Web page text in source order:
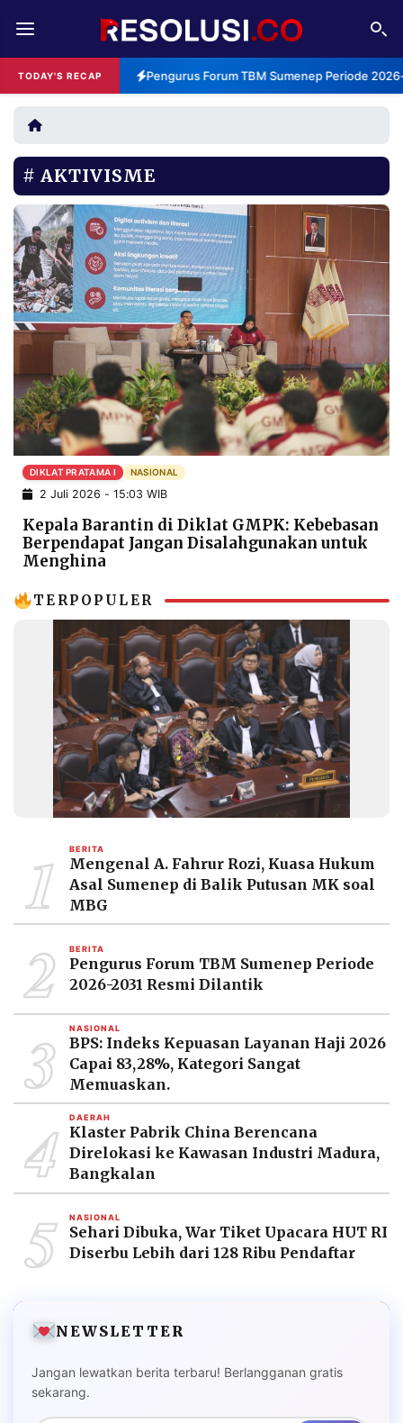
TODAY'S RECAP Pengurus Forum TBM Sumenep Periode
REDAKSI TENTANG
RESOLUSI IKLAN
RUBRIKASI
EDITORIAL AKSARA
FINANSIA PERSONA
DAERAH NASIONAL
MANCA SPORT
INFORMASI
PRIVACY
POLICY
BERITA
WARGA
INFORMASI
IKLAN
KIRIM
TULISAN
PENGADUAN TERM
OF
SERVICE
IKUTI
RESOLUSI
MEDIA
©
Resolusi.co
-
PT.
RESOLUSI
MEDIA
AKTIVISME
DIKLAT PRATAMA I NASIONAL
2 Juli 2026 - 15:03 WIB
Kepala Barantin di Diklat GMPK: Kebebasan
Berpendapat Jangan Disalahgunakan untuk
Menghina
TERPOPULER
1 BERITA
Mengenal A. Fahrur Rozi, Kuasa Hukum
Asal Sumenep di Balik Putusan MK soal
MBG
2 BERITA
Pengurus Forum TBM Sumenep Periode
2026-2031 Resmi Dilantik
3 NASIONAL
BPS: Indeks Kepuasan Layanan Haji 2026
Capai 83,28%, Kategori Sangat
Memuaskan.
4 DAERAH
Klaster Pabrik China Berencana
Direlokasi ke Kawasan Industri Madura,
Bangkalan
5 NASIONAL
Sehari Dibuka, War Tiket Upacara HUT RI
Diserbu Lebih dari 128 Ribu Pendaftar
NEWSLETTER
Jangan lewatkan berita terbaru! Berlangganan gratis
sekarang.